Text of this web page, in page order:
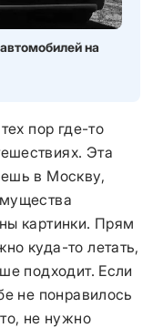
на
пор где-то
Эта
в Москву,
картинки. Прям
куда-то летать,
подходит. Если
не понравилось
не нужно